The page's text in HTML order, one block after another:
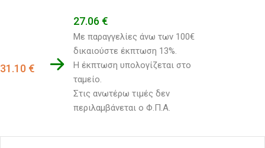
31.10 €
27.06 €
Με παραγγελίες άνω των 100€
δικαιούστε έκπτωση 13%.
Η έκπτωση υπολογίζεται στο
ταμείο.
Στις ανωτέρω τιμές δεν
περιλαμβάνεται ο Φ.Π.Α.